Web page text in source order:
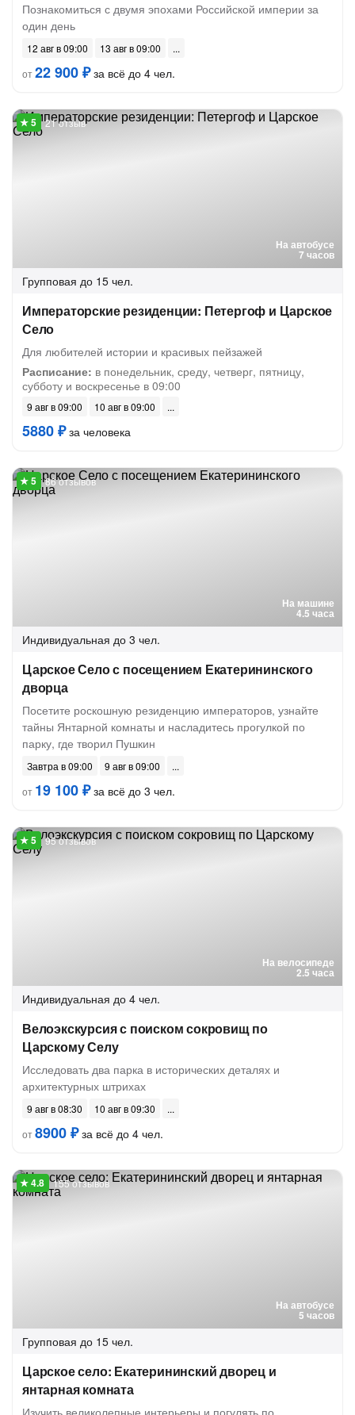
Познакомиться с двумя эпохами Российской империи за
один день
12 авг в 09:00
13 авг в 09:00
от22 900 ₽за всё до 4 чел.
На автобусе
7 часов
21 отзыв
Групповая до 15 чел.
Императорские резиденции: Петергоф и Царское
Село
Для любителей истории и красивых пейзажей
Расписание: в понедельник, среду, четверг, пятницу,
субботу и воскресенье в 09:00
9 авг в 09:00 10 авг в 09:00
5880 ₽за человека
На машине
4.5 часа
86 отзывов
Индивидуальная до 3 чел.
Царское Село с посещением Екатерининского
дворца
Посетите роскошную резиденцию императоров, узнайте
тайны Янтарной комнаты и насладитесь прогулкой по
парку, где творил Пушкин
Завтра в 09:00
9 авг в 09:00
от 19 100 ₽за всё до 3 чел.
На велосипеде
2.5 часа
95 отзывов
Индивидуальная до 4 чел.
Велоэкскурсия с поиском сокровищ по
Царскому Селу
Исследовать два парка в исторических деталях и
архитектурных штрихах
9 авг в 08:30
10 авг в 09:30
от8900 ₽за всё до 4 чел.
На автобусе
5 часов
155 отзывов
Групповая до 15 чел.
Царское село: Екатерининский дворец и
янтарная комната
Изучить великолепные интерьеры и погулять по